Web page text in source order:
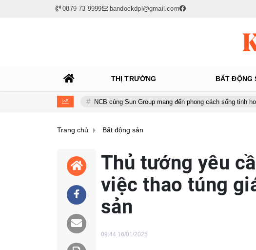
0879 73 9999 bandockdpl@gmail.com
THỊ TRƯỜNG BẤT ĐỘNG
NCB cùng Sun Group mang đến phong cách sống tinh hoa với đặc
Trang chủ Bất động sản
Thủ tướng yêu
việc thao túng
sản
09:44 16/01/2025